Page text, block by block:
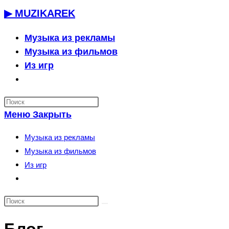
Перейти
содержимому
▶ MUZIKAREK
Музыка из рекламы
Музыка из фильмов
Из игр
по
веб-
сайту
Меню Закрыть
Музыка из рекламы
Музыка из фильмов
Из игр
по